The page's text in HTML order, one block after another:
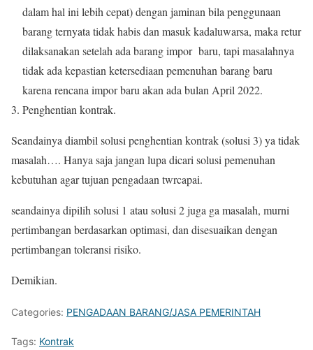
dalam hal ini lebih cepat) dengan jaminan bila penggunaan
barang ternyata tidak habis dan masuk kadaluwarsa, maka retur
dilaksanakan setelah ada barang impor baru, tapi masalahnya
tidak ada kepastian ketersediaan pemenuhan barang baru
karena rencana impor baru akan ada bulan April 2022.
Penghentian kontrak.
Seandainya diambil solusi penghentian kontrak (solusi 3) ya tidak
masalah…. Hanya saja jangan lupa dicari solusi pemenuhan
kebutuhan agar tujuan pengadaan twrcapai.
seandainya dipilih solusi 1 atau solusi 2 juga ga masalah, murni
pertimbangan berdasarkan optimasi, dan disesuaikan dengan
pertimbangan toleransi risiko.
Demikian.
Categories: PENGADAAN BARANG/JASA PEMERINTAH
Tags: Kontrak